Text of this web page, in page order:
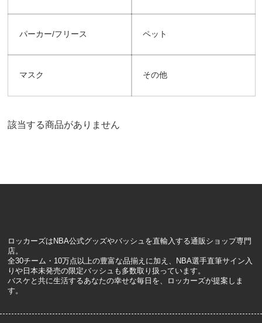
パーカー/フリース ペット
マスク その他
該当する商品がありません
ロッカーズはNBA公式グッズやバッシュを直輸入する通販ショップ専門
店。
全30チーム・10万点以上の豊富な品揃えに加え、NBA選手直筆サイン入
りや日本未発売の限定バッシュも多数取り扱っています。
バスケと共に生活するあなたの幸せな毎日を、ロッカーズが提案しま
す。